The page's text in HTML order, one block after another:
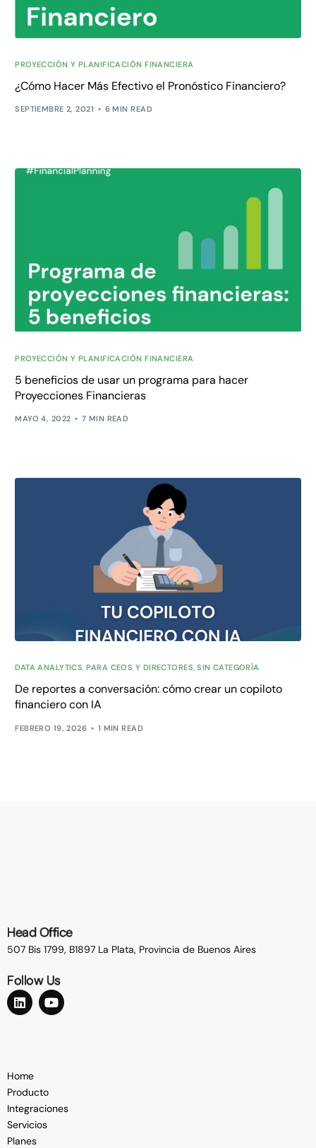
PROYECCIÓN Y PLANIFICACIÓN FINANCIERA
¿Cómo Hacer Más Efectivo el Pronóstico Financiero?
SEPTIEMBRE 2, 2021 6 MIN READ
PROYECCIÓN Y PLANIFICACIÓN FINANCIERA
5 beneficios de usar un programa para hacer
Proyecciones Financieras
MAYO 4, 2022 7 MIN READ
DATA ANALYTICS,PARA CEOS Y DIRECTORES,SIN CATEGORÍA
De reportes a conversación: cómo crear un copiloto
financiero con IA
FEBRERO 19, 2026 1 MIN READ
Head Office
507 Bis 1799, B1897 La Plata, Provincia de Buenos Aires
Follow Us
Home
Producto
Integraciones
Servicios
Planes